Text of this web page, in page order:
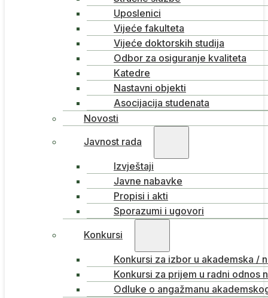
Uposlenici
Vijeće fakulteta
Vijeće doktorskih studija
Odbor za osiguranje kvaliteta
Katedre
Nastavni objekti
Asocijacija studenata
Novosti
Javnost rada
Izvještaji
Javne nabavke
Propisi i akti
Sporazumi i ugovori
Konkursi
Konkursi za izbor u akademska /
Konkursi za prijem u radni odnos
Odluke o angažmanu